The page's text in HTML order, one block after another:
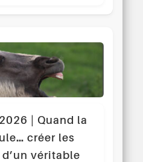
| Quand la
créer les
véritable